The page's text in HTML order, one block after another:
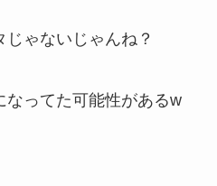
ゃないじゃんね？
なってた可能性があるw